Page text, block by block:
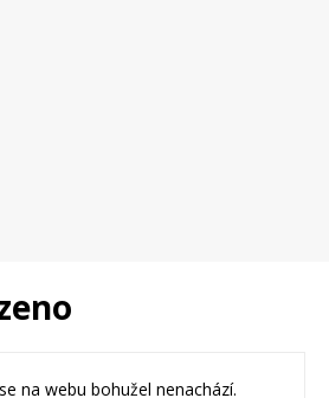
na webu bohužel nenachází.